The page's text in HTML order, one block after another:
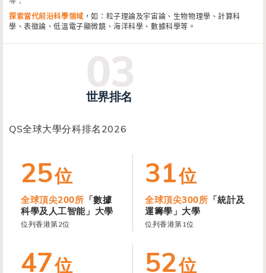
探索當代前沿科學領域 ，如：粒子理論及宇宙論、生物物理學、計算科
學、表徵論、低溫電子顯微鏡、海洋科學、數據科學等。
世界排名
QS全球大學分科排名2026
25位
全球頂尖200所 「數據
科學及人工智能」大學
位列香港第2位
31位
全球頂尖300所 「統計及
運籌學」大學
位列香港第1位
47位 52位